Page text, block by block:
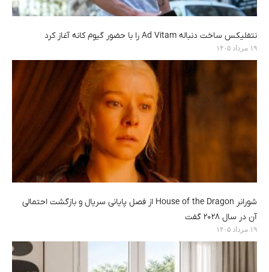
نتفلیکس ساخت دنباله Ad Vitam را با حضور گیوم کانه آغاز کرد
۱۹ مرداد ۱۴۰۵
شورانر House of the Dragon از فصل پایانی سریال و بازگشت احتمالی
آن در سال ۲۰۲۸ گفت
۱۹ مرداد ۱۴۰۵